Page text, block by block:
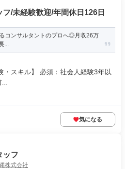
フ/未経験歓迎/年間休日126日
コンサルタントのプロへ◎月収26万
...
・スキル】 必須：社会人経験3年以
気になる
ッフ
株式会社